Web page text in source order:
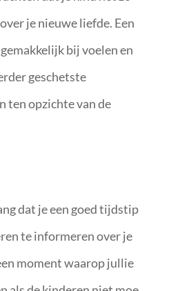
je nieuwe liefde. Een
bij voelen en
geschetste
ten opzichte van de
dat je een goed tijdstip
te informeren over je
moment waarop jullie